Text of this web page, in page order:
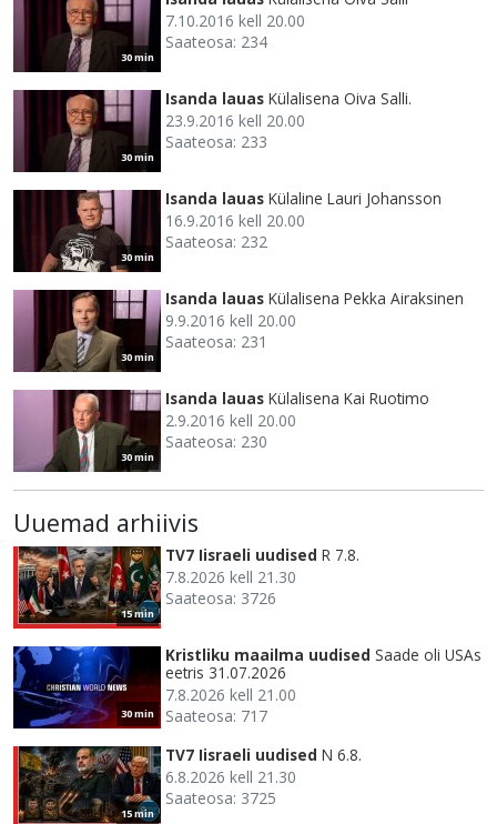
30 min
7.10.2016 kell 20.00
Saateosa: 234
30 min
Isanda lauas Külalisena Oiva Salli.
23.9.2016 kell 20.00
Saateosa: 233
30 min
Isanda lauas Külaline Lauri Johansson
16.9.2016 kell 20.00
Saateosa: 232
30 min
Isanda lauas Külalisena Pekka Airaksinen
9.9.2016 kell 20.00
Saateosa: 231
30 min
Isanda lauas Külalisena Kai Ruotimo
2.9.2016 kell 20.00
Saateosa: 230
Uuemad arhiivis
15 min
TV7 Iisraeli uudised R 7.8.
7.8.2026 kell 21.30
Saateosa: 3726
30 min
Kristliku maailma uudised Saade oli USAs
eetris 31.07.2026
7.8.2026 kell 21.00
Saateosa: 717
15 min
TV7 Iisraeli uudised N 6.8.
6.8.2026 kell 21.30
Saateosa: 3725